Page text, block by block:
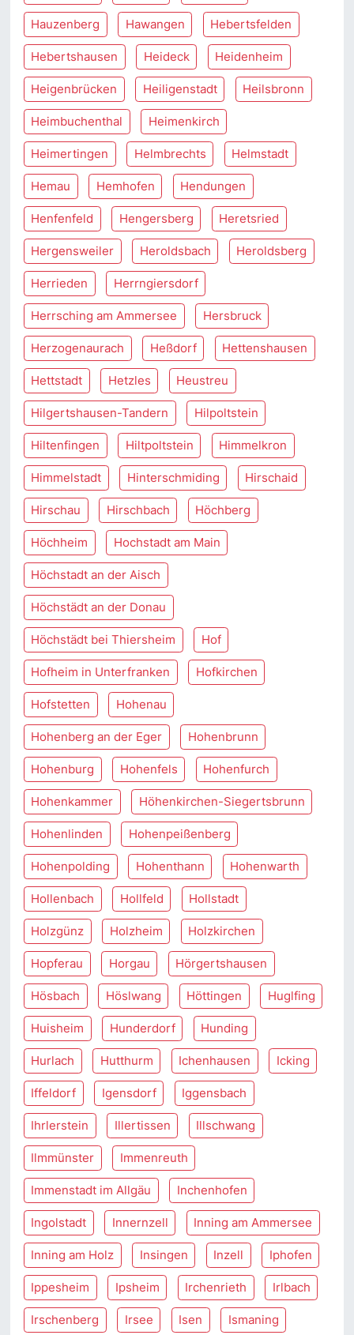
Hauzenberg Hawangen Hebertsfelden
Hebertshausen Heideck Heidenheim
Heigenbrücken Heiligenstadt Heilsbronn
Heimbuchenthal Heimenkirch
Heimertingen Helmbrechts Helmstadt
Hemau Hemhofen Hendungen
Henfenfeld Hengersberg Heretsried
Hergensweiler Heroldsbach Heroldsberg
Herrieden Herrngiersdorf
Herrsching am Ammersee Hersbruck
Herzogenaurach Heßdorf Hettenshausen
Hettstadt Hetzles Heustreu
Hilgertshausen-Tandern Hilpoltstein
Hiltenfingen Hiltpoltstein Himmelkron
Himmelstadt Hinterschmiding Hirschaid
Hirschau Hirschbach Höchberg
Höchheim Hochstadt am Main
Höchstadt an der Aisch
Höchstädt an der Donau
Höchstädt bei Thiersheim Hof
Hofheim in Unterfranken Hofkirchen
Hofstetten Hohenau
Hohenberg an der Eger Hohenbrunn
Hohenburg Hohenfels Hohenfurch
Hohenkammer Höhenkirchen-Siegertsbrunn
Hohenlinden Hohenpeißenberg
Hohenpolding Hohenthann Hohenwarth
Hollenbach Hollfeld Hollstadt
Holzgünz Holzheim Holzkirchen
Hopferau Horgau Hörgertshausen
Hösbach Höslwang Höttingen Huglfing
Huisheim Hunderdorf Hunding
Hurlach Hutthurm Ichenhausen Icking
Iffeldorf Igensdorf Iggensbach
Ihrlerstein Illertissen Illschwang
Ilmmünster Immenreuth
Immenstadt im Allgäu Inchenhofen
Ingolstadt Innernzell Inning am Ammersee
Inning am Holz Insingen Inzell Iphofen
Ippesheim Ipsheim Irchenrieth Irlbach
Irschenberg Irsee Isen Ismaning